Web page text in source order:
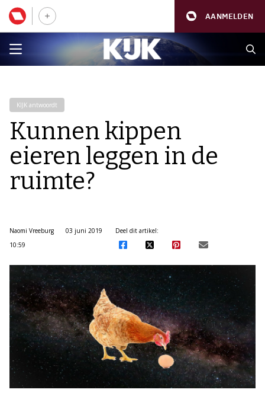
AANMELDEN
KIJK antwoordt
Kunnen kippen
eieren leggen in de
ruimte?
Naomi Vreeburg
03 juni 2019
10:59
Deel dit artikel: